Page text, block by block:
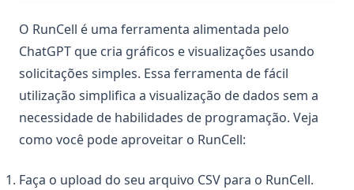
O RunCell é uma ferramenta alimentada pelo
ChatGPT que cria gráficos e visualizações usando
solicitações simples. Essa ferramenta de fácil
utilização simplifica a visualização de dados sem a
necessidade de habilidades de programação. Veja
como você pode aproveitar o RunCell:
Faça o upload do seu arquivo CSV para o RunCell.